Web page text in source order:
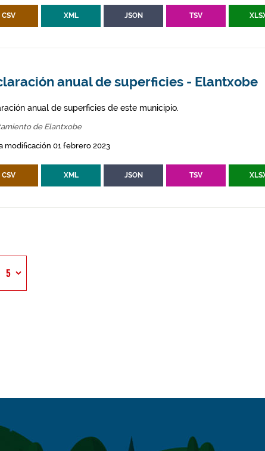
CSV XML JSON TSV
anual de superficies - Elantxobe
anual de superficies de este municipio.
de Elantxobe
modificación 01 febrero 2023
CSV XML JSON TSV